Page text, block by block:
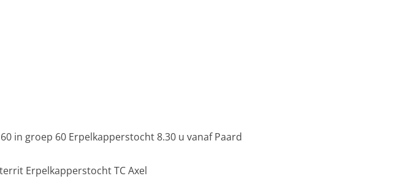
in groep 60 Erpelkapperstocht 8.30 u vanaf Paard
Erpelkapperstocht TC Axel